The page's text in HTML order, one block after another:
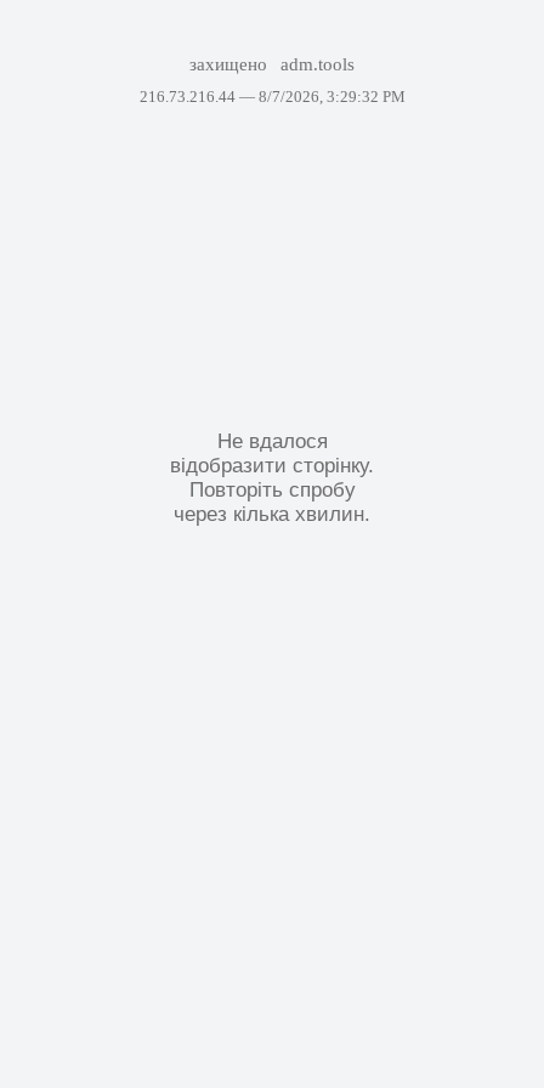
захищено adm.tools
216.73.216.44 — 8/7/2026, 3:29:32 PM
Не вдалося
відобразити сторінку.
Повторіть спробу
через кілька хвилин.